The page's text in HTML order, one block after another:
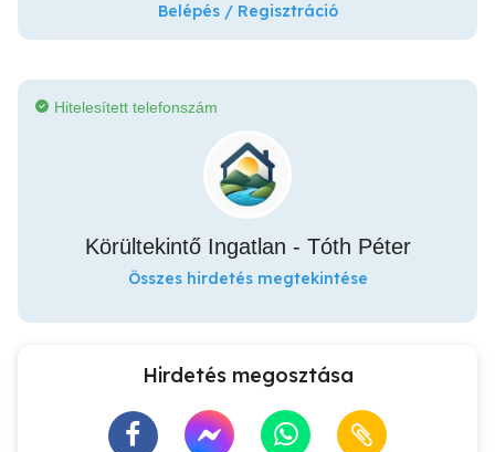
Belépés / Regisztráció
Hitelesített telefonszám
Körültekintő Ingatlan - Tóth Péter
Összes hirdetés megtekintése
Hirdetés megosztása